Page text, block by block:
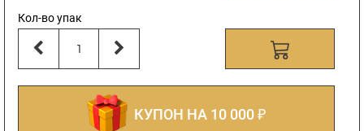
Кол-во упак
КУПОН НА 10 000 ₽